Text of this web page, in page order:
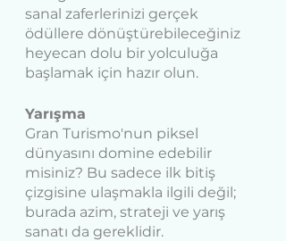
sanal zaferlerinizi gerçek
ödüllere dönüştürebileceğiniz
heyecan dolu bir yolculuğa
başlamak için hazır olun.
Yarışma
Gran Turismo'nun piksel
dünyasını domine edebilir
misiniz? Bu sadece ilk bitiş
çizgisine ulaşmakla ilgili değil;
burada azim, strateji ve yarış
sanatı da gereklidir.